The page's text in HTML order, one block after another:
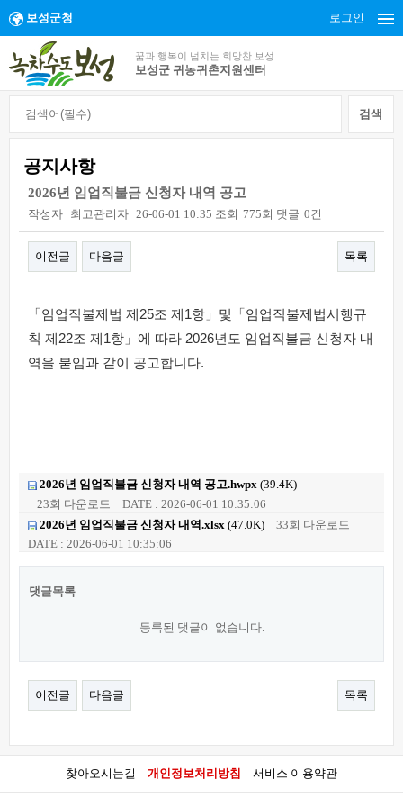
보성군청 로그인
꿈과 행복이 넘치는 희망찬 보성
보성군 귀농귀촌지원센터
공지사항
2026년 임업직불금 신청자 내역 공고
작성자 최고관리자 26-06-01 10:35 조회 775회 댓글 0건
이전글 다음글 목록
「임업직불제법 제25조 제1항」및「임업직불제법시행규
칙 제22조 제1항」에 따라 2026년도 임업직불금 신청자 내
역을 붙임과 같이 공고합니다.
2026년 임업직불금 신청자 내역 공고.hwpx (39.4K)
23회 다운로드
DATE : 2026-06-01 10:35:06
2026년 임업직불금 신청자 내역.xlsx (47.0K)
33회 다운로드
DATE : 2026-06-01 10:35:06
댓글목록
등록된 댓글이 없습니다.
이전글 다음글 목록
찾아오시는길 개인정보처리방침 서비스 이용약관